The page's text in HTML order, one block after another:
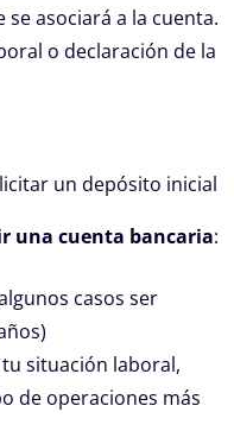
asociará a la cuenta.
o declaración de la
un depósito inicial
una cuenta bancaria:
casos ser
situación laboral,
de operaciones más